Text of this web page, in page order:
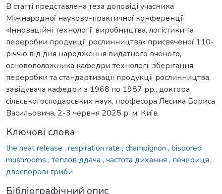
В статті представлена теза доповіді учасника
Міжнародної науково-практичної конференції
«Інноваційні технології виробництва, логістики та
переробки продукції рослинництва» присвяченої 110-
річчю від дня народження видатного вченого,
основоположника кафедри технології зберігання,
переробки та стандартизації продукції рослинництва,
завідувача кафедри з 1968 по 1987 рр., доктора
сільськогосподарських наук, професора Лесика Бориса
Васильовича, 2-3 червня 2025 р. м. Київ.
Ключові слова
the heat release , respiration rate , champignon , bispored
mushrooms , тепловіддача , частота дихання , печериця ,
двоспорові гриби
Бібліографічний опис